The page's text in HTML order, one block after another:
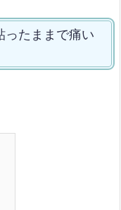
ったままで痛い